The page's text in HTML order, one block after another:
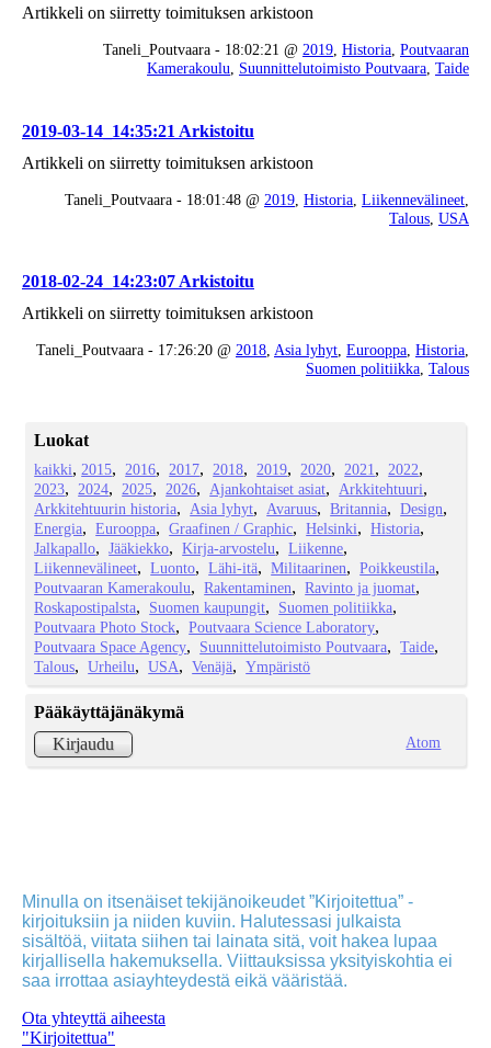
Artikkeli on siirretty toimituksen arkistoon
Taneli_Poutvaara - 18:02:21 @ 2019, Historia, Poutvaaran
Kamerakoulu, Suunnittelutoimisto Poutvaara, Taide
2019-03-14_14:35:21 Arkistoitu
Artikkeli on siirretty toimituksen arkistoon
Taneli_Poutvaara - 18:01:48 @ 2019 Historia Liikennevälineet
Talous USA
2018-02-24_14:23:07 Arkistoitu
Artikkeli on siirretty toimituksen arkistoon
Taneli_Poutvaara - 17:26:20 @ 2018 Asia lyhyt Eurooppa Historia
Suomen politiikka Talous
Luokat
kaikki 2015 2016 2017 2018 2019 2020 2021
2022
2023
2024 2025 2026 Ajankohtaiset asiat
Arkkitehtuuri
Arkkitehtuurin historia
Asia lyhyt Avaruus Britannia
Design
Energia
Eurooppa Graafinen / Graphic Helsinki
Historia
Jalkapallo
Jääkiekko Kirja-arvostelu
Liikenne
Liikennevälineet
Luonto Lähi-itä Militaarinen
Poikkeustila
Poutvaaran Kamerakoulu
Rakentaminen
Ravinto ja juomat
Roskapostipalsta
Suomen kaupungit
Suomen politiikka
Poutvaara Photo Stock
Poutvaara Science Laboratory
Poutvaara Space Agency
Suunnittelutoimisto Poutvaara
Taide
Talous
Urheilu USA Venäjä Ympäristö
Pääkäyttäjänäkymä
Kirjaudu
Atom
Minulla on itsenäiset tekijänoikeudet ”Kirjoitettua” -
kirjoituksiin ja niiden kuviin. Halutessasi julkaista
sisältöä, viitata siihen tai lainata sitä, voit hakea lupaa
kirjallisella hakemuksella. Viittauksissa yksityiskohtia ei
saa irrottaa asiayhteydestä eikä vääristää.
Ota yhteyttä aiheesta
"Kirjoitettua"